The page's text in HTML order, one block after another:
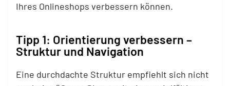
Ihres Onlineshops verbessern können.
Tipp 1: Orientierung verbessern –
Struktur und Navigation
Eine durchdachte Struktur empfiehlt sich nicht